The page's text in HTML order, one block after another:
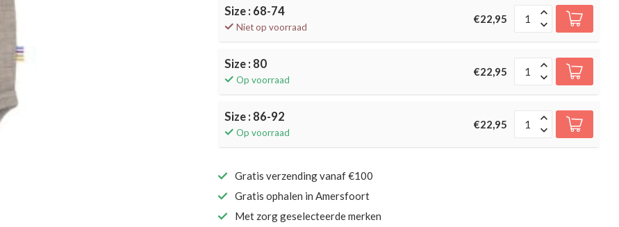
Size : 68-74
Niet op voorraad
€22,95
Size : 80
Op voorraad
€22,95
Size : 86-92
Op voorraad
€22,95
Gratis verzending vanaf €100
Gratis ophalen in Amersfoort
Met zorg geselecteerde merken